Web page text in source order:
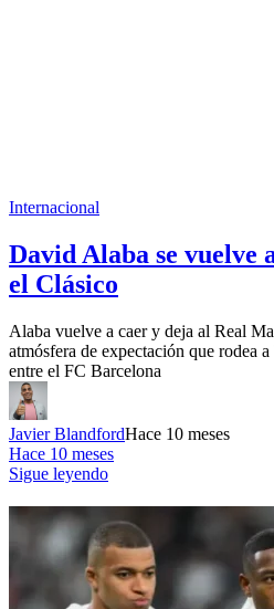
Internacional
David Alaba se vuelve
el Clásico
Alaba vuelve a caer y deja al Real
atmósfera de expectación que rodea
entre el FC Barcelona
Javier BlandfordHace 10 meses
Hace 10 meses
Sigue leyendo